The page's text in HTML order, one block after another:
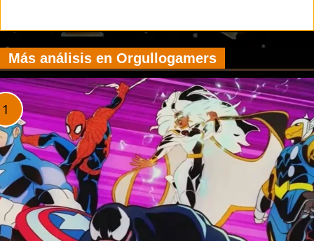
Más análisis en Orgullogamers